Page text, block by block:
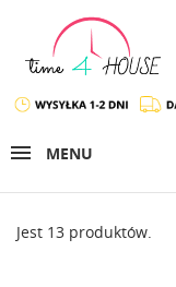
MENU
Jest 13 produktów.